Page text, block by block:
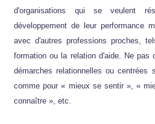
d'organisations qui se veulent
développement de leur performance
avec d'autres professions proches,
formation ou la relation d'aide. Ne pas
démarches relationnelles ou centrées
comme pour « mieux se sentir », «
connaître », etc.